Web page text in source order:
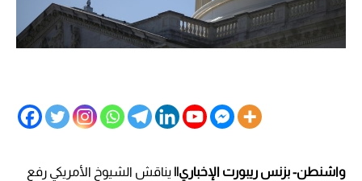
واشنطن- بزنس ريبورت الإخباري|| يناقش الشيوخ الأمريكي رفع